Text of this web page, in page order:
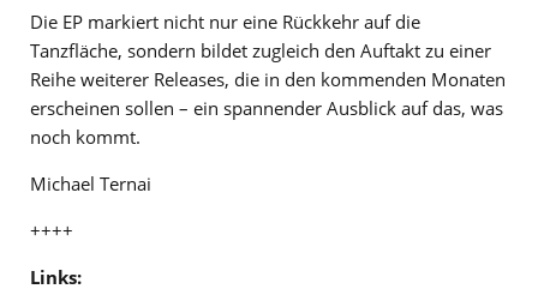
Die EP markiert nicht nur eine Rückkehr auf die
Tanzfläche, sondern bildet zugleich den Auftakt zu einer
Reihe weiterer Releases, die in den kommenden Monaten
erscheinen sollen – ein spannender Ausblick auf das, was
noch kommt.
Michael Ternai
++++
Links: